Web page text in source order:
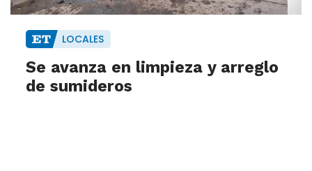
LOCALES
Se avanza en limpieza y arreglo
de sumideros